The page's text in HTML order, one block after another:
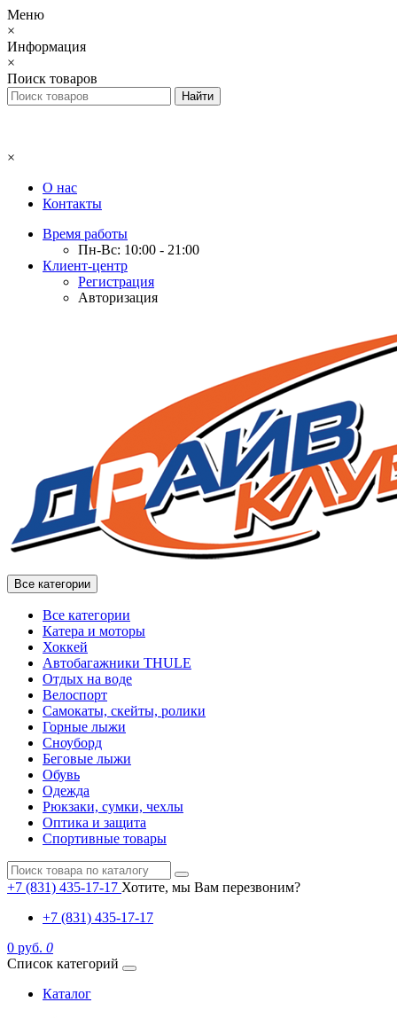
Меню
×
Информация
×
Поиск товаров
×
О нас
Контакты
Время работы
Пн-Вс: 10:00 - 21:00
Клиент-центр
Регистрация
Авторизация
Все категории
Все категории
Катера и моторы
Хоккей
Автобагажники THULE
Отдых на воде
Велоспорт
Самокаты, скейты, ролики
Горные лыжи
Сноуборд
Беговые лыжи
Обувь
Одежда
Рюкзаки, сумки, чехлы
Оптика и защита
Спортивные товары
+7 (831) 435-17-17 Хотите, мы Вам перезвоним?
+7 (831) 435-17-17
0 руб. 0
Список категорий
Каталог